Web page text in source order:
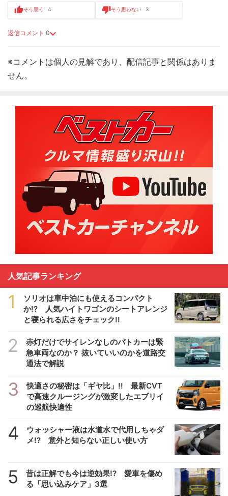
返信コメント 0
そう思う 4 そう思わない 3
※コメントは個人の見解であり、配信記事と関係はありま
せん。
人気記事ランキング
1
ソリオは車中泊にも使えるコンパクト
か!? 人気ハイトワゴンのシートアレンジ
と寝られる広さをチェック!!
2
赤灯だけでサイレンなしのパトカーは緊
急車両なのか？ 抜いていいのかを道路交
通法で解説
3
快適さの秘密は「ギヤ比」!! 最新CVT
で高速クルージングが激変したエブリイ
の巡航快適性
4
ウォッシャー液は水道水で代用しちゃダ
メ!? 意外と知らない正しい使い方
5
昔は正解でも今は逆効果!? 愛車を傷め
る「思い込みケア」3選